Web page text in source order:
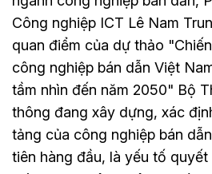
Công nghiệp ICT Lê Nam
quan điểm của dự thảo
công nghiệp bán dẫn Việt
tầm nhìn đến năm 2050" Bộ
thông đang xây dựng, xác
tảng của công nghiệp bán
tiên hàng đầu, là yếu tố